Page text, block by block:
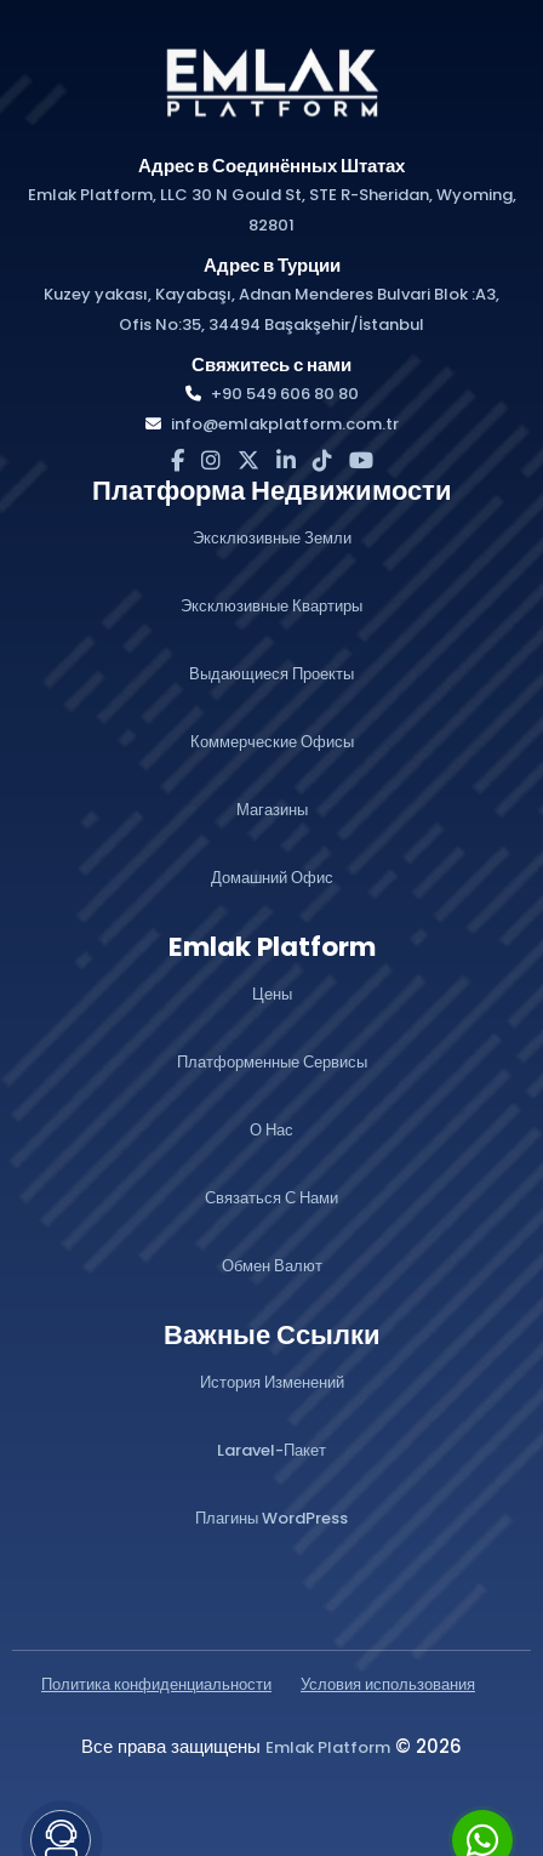
Адрес в Соединённых Штатах
Emlak Platform, LLC 30 N Gould St, STE R-Sheridan, Wyoming,
82801
Адрес в Турции
Kuzey yakası, Kayabaşı, Adnan Menderes Bulvari Blok :A3,
Ofis No:35, 34494 Başakşehir/İstanbul
Свяжитесь с нами
+90 549 606 80 80
info@emlakplatform.com.tr
Платформа Недвижимости
Эксклюзивные Земли
Эксклюзивные Квартиры
Выдающиеся Проекты
Коммерческие Офисы
Магазины
Домашний Офис
Emlak Platform
Цены
Платформенные Сервисы
О Нас
Связаться С Нами
Обмен Валют
Важные Ссылки
История Изменений
Laravel-Пакет
Плагины WordPress
Политика конфиденциальности Условия использования
Все права защищены Emlak Platform © 2026